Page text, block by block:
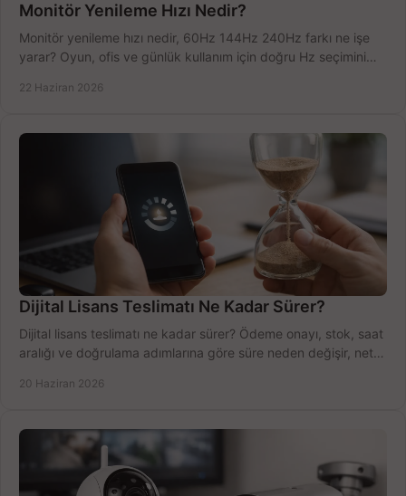
Monitör Yenileme Hızı Nedir?
Monitör yenileme hızı nedir, 60Hz 144Hz 240Hz farkı ne işe
yarar? Oyun, ofis ve günlük kullanım için doğru Hz seçimini
22 Haziran 2026
Dijital Lisans Teslimatı Ne Kadar Sürer?
Dijital lisans teslimatı ne kadar sürer? Ödeme onayı, stok, saat
aralığı ve doğrulama adımlarına göre süre neden değişir, net
20 Haziran 2026